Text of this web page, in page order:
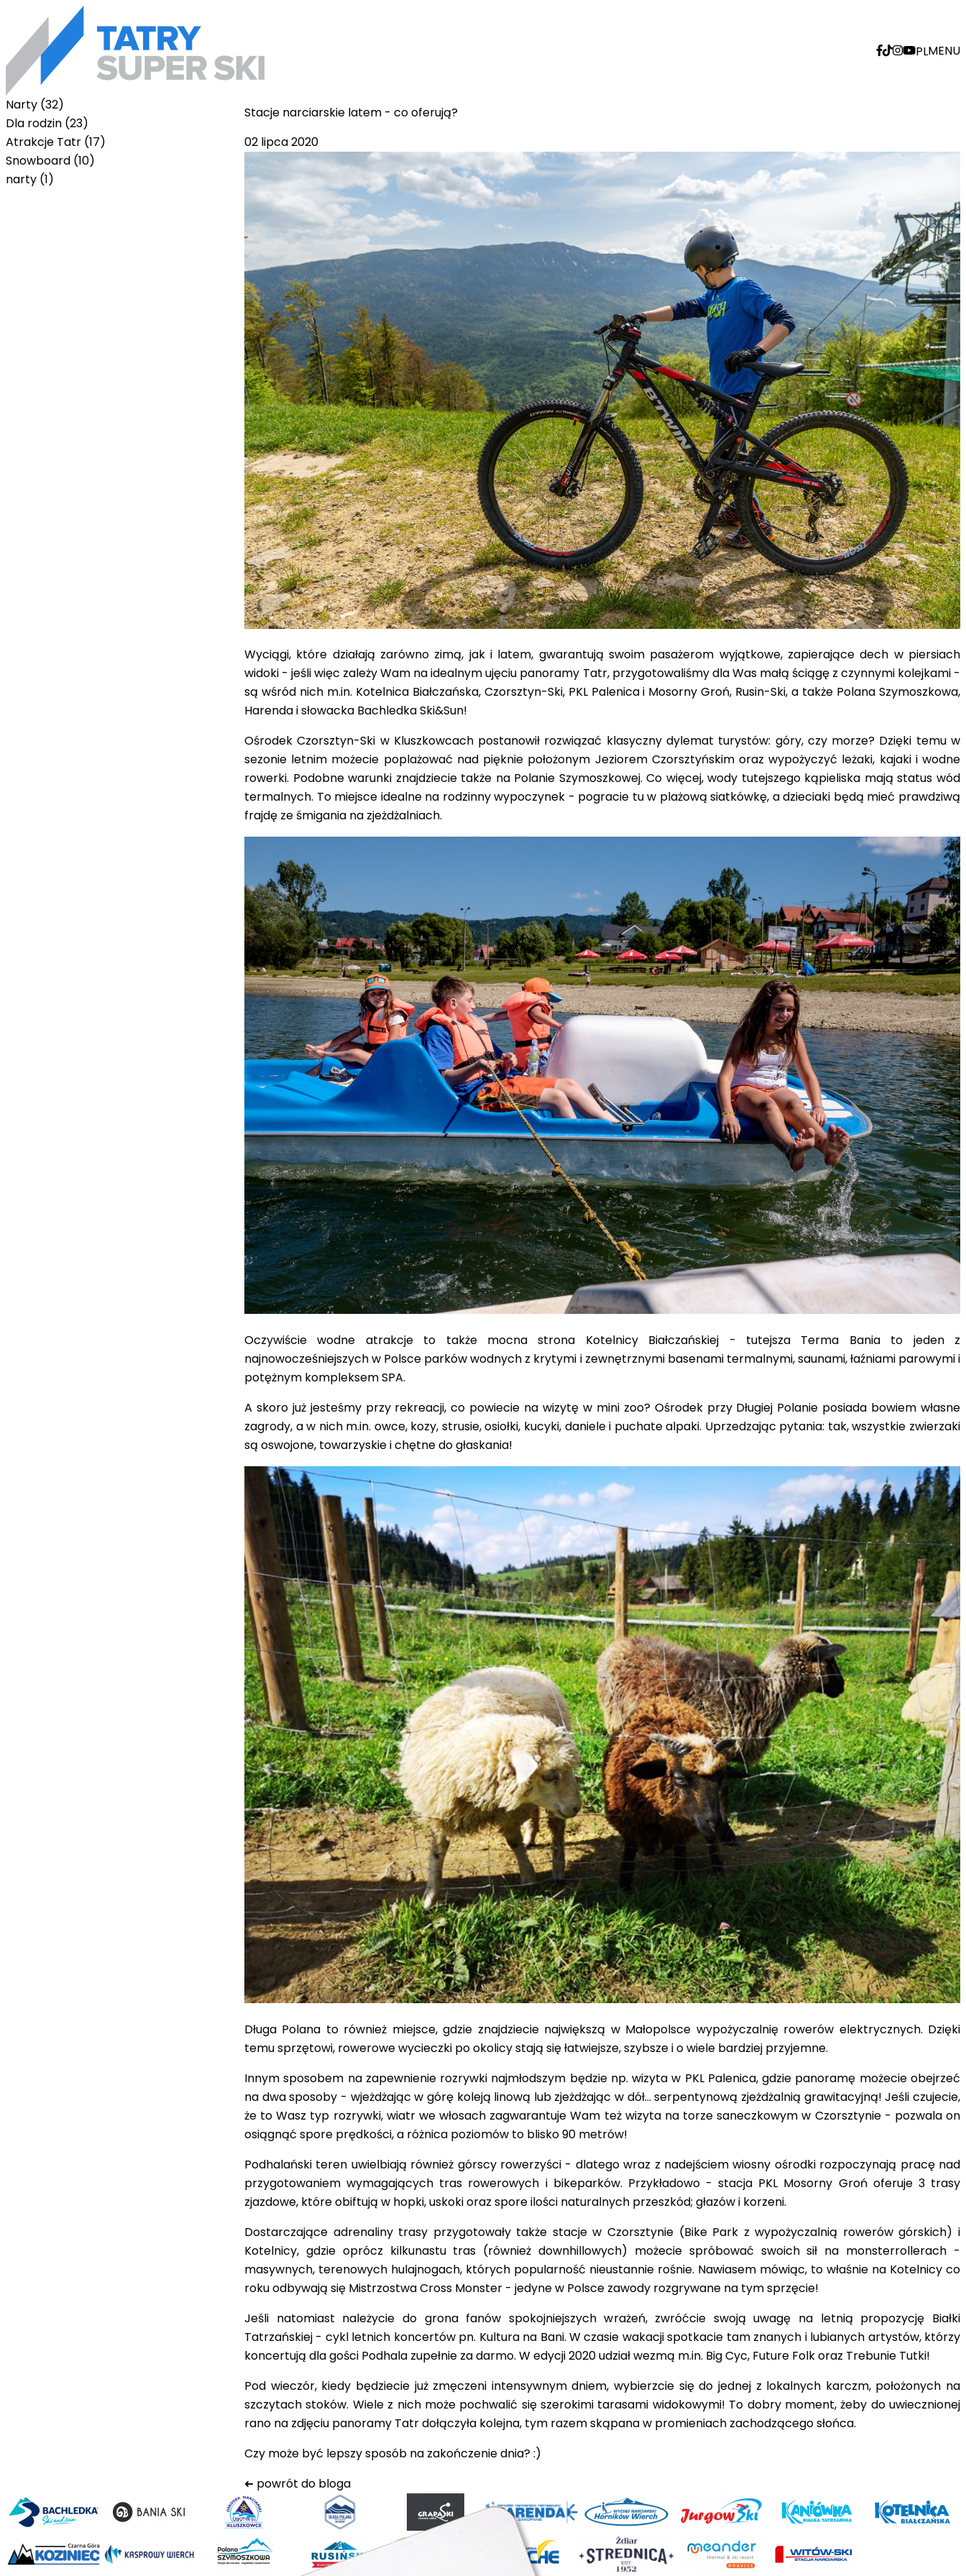
MENU
PL
Narty (32)
Dla rodzin (23)
Atrakcje Tatr (17)
Snowboard (10)
narty (1)
Stacje narciarskie latem - co oferują?
02 lipca 2020
Wyciągi, które działają zarówno zimą, jak i latem, gwarantują swoim pasażerom wyjątkowe,zapierające dech w piersiach
widoki - jeśli więc zależy Wam na idealnym ujęciu panoramy Tatr, przygotowaliśmy dla Was małą ściągę z czynnymi kolejkami -
są wśród nich m.in. Kotelnica Białczańska, Czorsztyn-Ski, PKL Palenica i Mosorny Groń, Rusin-Ski, a także Polana Szymoszkowa,
Harenda i słowacka Bachledka Ski&Sun!
OśrodekCzorsztyn-Ski w Kluszkowcach postanowił rozwiązać klasyczny dylemat turystów: góry, czy morze? Dzięki temuw
sezonie letnim możecie poplażować nad pięknie położonym Jeziorem Czorsztyńskim oraz wypożyczyć leżaki, kajaki i wodne
rowerki. Podobne warunki znajdziecie także na Polanie Szymoszkowej. Co więcej, wody tutejszego kąpieliska mają status wód
termalnych. To miejsce idealne na rodzinny wypoczynek - pogracie tu w plażową siatkówkę, a dzieciaki będą mieć prawdziwą
frajdę ze śmigania na zjeżdżalniach.
Oczywiście wodne atrakcje to także mocna strona Kotelnicy Białczańskiej - tutejsza Terma Bania to jeden z
najnowocześniejszych w Polsce parków wodnych z krytymi i zewnętrznymi basenami termalnymi, saunami, łaźniami parowymi i
potężnym kompleksem SPA.
A skoro już jesteśmy przy rekreacji, co powiecie na wizytę w mini zoo? Ośrodek przy Długiej Polanie posiada bowiem własne
zagrody, a w nich m.in. owce, kozy, strusie, osiołki, kucyki, daniele i puchate alpaki. Uprzedzając pytania: tak,wszystkie zwierzaki
są oswojone, towarzyskie i chętne do głaskania!
Długa Polana to również miejsce, gdzie znajdziecie największą w Małopolsce wypożyczalnię rowerów elektrycznych. Dzięki
temu sprzętowi, rowerowe wycieczki po okolicy stają się łatwiejsze, szybsze i o wiele bardziej przyjemne.
Innym sposobem na zapewnienie rozrywki najmłodszym będzie np. wizyta w PKL Palenica, gdzie panoramę możecie obejrzeć
na dwa sposoby - wjeżdżając w górę koleją linową lubzjeżdżając w dół… serpentynową zjeżdżalnią grawitacyjną! Jeśli czujecie,
że to Wasz typ rozrywki, wiatr we włosach zagwarantuje Wam też wizyta na torze saneczkowym w Czorsztynie - pozwala on
osiągnąć spore prędkości, a różnica poziomów to blisko 90 metrów!
Podhalański teren uwielbiają również górscy rowerzyści - dlatego wraz z nadejściem wiosny ośrodki rozpoczynają pracę nad
przygotowaniemwymagających tras rowerowych i bikeparków. Przykładowo - stacja PKL Mosorny Groń oferuje 3 trasy
zjazdowe, które obiftują w hopki, uskoki oraz spore ilości naturalnych przeszkód; głazów i korzeni.
Dostarczające adrenaliny trasy przygotowały także stacje w Czorsztynie (Bike Park z wypożyczalnią rowerów górskich) i
Kotelnicy, gdzie oprócz kilkunastu tras (również downhillowych) możecie spróbować swoich sił na monsterrollerach -
masywnych, terenowych hulajnogach, których popularność nieustannie rośnie. Nawiasem mówiąc, to właśnie na Kotelnicy co
roku odbywają się Mistrzostwa Cross Monster - jedyne w Polsce zawody rozgrywane na tym sprzęcie!
Jeśli natomiast należycie do grona fanów spokojniejszych wrażeń, zwróćcie swoją uwagę na letnią propozycję Białki
Tatrzańskiej - cykl letnich koncertów pn. Kultura na Bani. W czasie wakacji spotkacie tam znanych i lubianych artystów, którzy
koncertują dla gości Podhala zupełnie za darmo. W edycji 2020 udział wezmą m.in. Big Cyc, Future Folk oraz Trebunie Tutki!
Pod wieczór, kiedy będziecie już zmęczeni intensywnym dniem, wybierzcie się do jednej z lokalnych karczm, położonych na
szczytach stoków. Wiele z nich może pochwalić się szerokimi tarasami widokowymi! To dobry moment, żeby do uwiecznionej
rano na zdjęciu panoramy Tatr dołączyła kolejna, tym razem skąpana w promieniach zachodzącego słońca.
Czy może być lepszy sposób na zakończenie dnia? :)
➜ powrót do bloga